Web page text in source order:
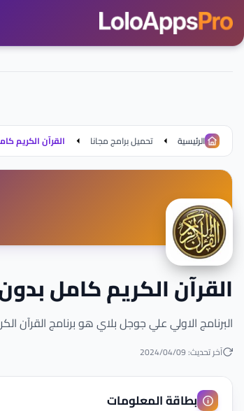
الرئيسية تحميل برامج مجانا القرآن الكريم
القرآن الكريم كامل
البرنامج الاولي علي جوجل بلاي هو برنامج
آخر تحديث: 2024/04/09
بطاقة المعلومات